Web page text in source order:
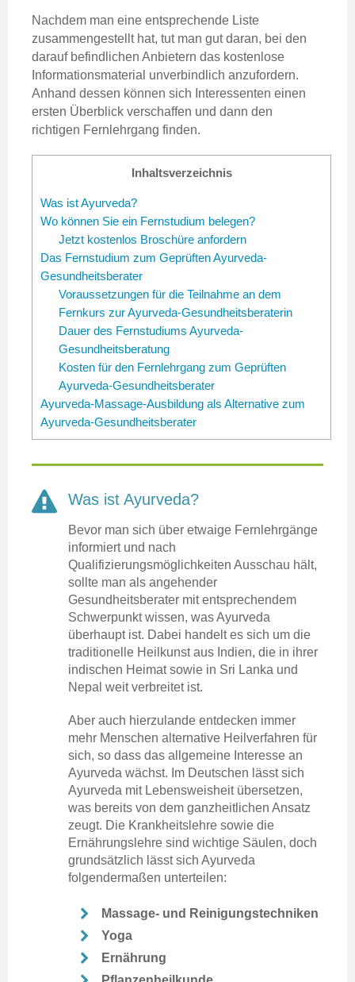
Nachdem man eine entsprechende Liste
zusammengestellt hat, tut man gut daran, bei den
darauf befindlichen Anbietern das kostenlose
Informationsmaterial unverbindlich anzufordern.
Anhand dessen können sich Interessenten einen
ersten Überblick verschaffen und dann den
richtigen Fernlehrgang finden.
Inhaltsverzeichnis
Was ist Ayurveda?
Wo können Sie ein Fernstudium belegen?
Jetzt kostenlos Broschüre anfordern
Das Fernstudium zum Geprüften Ayurveda-
Gesundheitsberater
Voraussetzungen für die Teilnahme an dem
Fernkurs zur Ayurveda-Gesundheitsberaterin
Dauer des Fernstudiums Ayurveda-
Gesundheitsberatung
Kosten für den Fernlehrgang zum Geprüften
Ayurveda-Gesundheitsberater
Ayurveda-Massage-Ausbildung als Alternative zum
Ayurveda-Gesundheitsberater
Was ist Ayurveda?
Bevor man sich über etwaige Fernlehrgänge
informiert und nach
Qualifizierungsmöglichkeiten Ausschau hält,
sollte man als angehender
Gesundheitsberater mit entsprechendem
Schwerpunkt wissen, was Ayurveda
überhaupt ist. Dabei handelt es sich um die
traditionelle Heilkunst aus Indien, die in ihrer
indischen Heimat sowie in Sri Lanka und
Nepal weit verbreitet ist.
Aber auch hierzulande entdecken immer
mehr Menschen alternative Heilverfahren für
sich, so dass das allgemeine Interesse an
Ayurveda wächst. Im Deutschen lässt sich
Ayurveda mit Lebensweisheit übersetzen,
was bereits von dem ganzheitlichen Ansatz
zeugt. Die Krankheitslehre sowie die
Ernährungslehre sind wichtige Säulen, doch
grundsätzlich lässt sich Ayurveda
folgendermaßen unterteilen:
Massage- und Reinigungstechniken
Yoga
Ernährung